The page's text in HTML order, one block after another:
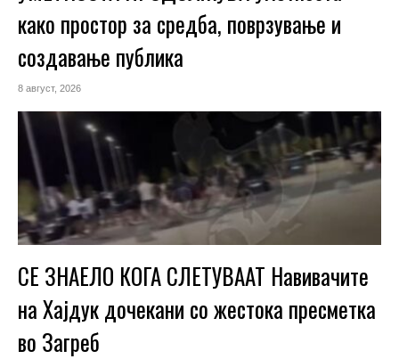
како простор за средба, поврзување и
создавање публика
8 август, 2026
СЕ ЗНАЕЛО КОГА СЛЕТУВААТ Навивачите
на Хајдук дочекани со жестока пресметка
во Загреб